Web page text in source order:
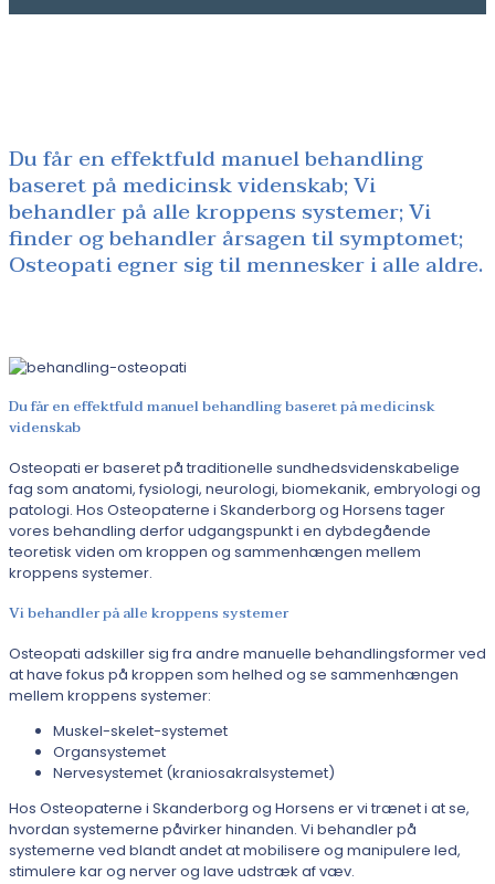
Du får en effektfuld manuel behandling
baseret på medicinsk videnskab; Vi
behandler på alle kroppens systemer; Vi
finder og behandler årsagen til symptomet;
Osteopati egner sig til mennesker i alle aldre.
Du får en effektfuld manuel behandling baseret på medicinsk
videnskab
Osteopati er baseret på traditionelle sundhedsvidenskabelige
fag som anatomi, fysiologi, neurologi, biomekanik, embryologi og
patologi. Hos Osteopaterne i Skanderborg og Horsens tager
vores behandling derfor udgangspunkt i en dybdegående
teoretisk viden om kroppen og sammenhængen mellem
kroppens systemer.
Vi behandler på alle kroppens systemer
Osteopati adskiller sig fra andre manuelle behandlingsformer ved
at have fokus på kroppen som helhed og se sammenhængen
mellem kroppens systemer:
Muskel-skelet-systemet
Organsystemet
Nervesystemet (kraniosakralsystemet)
Hos Osteopaterne i Skanderborg og Horsens er vi trænet i at se,
hvordan systemerne påvirker hinanden. Vi behandler på
systemerne ved blandt andet at mobilisere og manipulere led,
stimulere kar og nerver og lave udstræk af væv.